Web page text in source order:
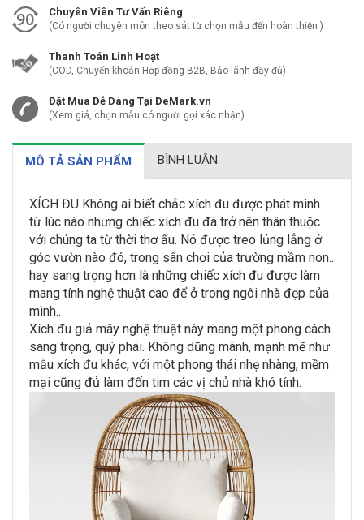
Chuyên Viên Tư Vấn Riêng
(Có người chuyên môn theo sát từ chọn mẫu đến hoàn thiện )
Thanh Toán Linh Hoạt
(COD, Chuyển khoản Hợp đồng B2B, Bảo lãnh đầy đủ)
Đặt Mua Dễ Dàng Tại DeMark.vn
(Xem giá, chọn mẫu có người gọi xác nhận)
MÔ TẢ SẢN PHẨM BÌNH LUẬN
XÍCH ĐU Không ai biết chắc xích đu được phát minh
từ lúc nào nhưng chiếc xích đu đã trở nên thân thuộc
với chúng ta từ thời thơ ấu. Nó được treo lủng lẳng ở
góc vườn nào đó, trong sân chơi của trường mầm non..
hay sang trọng hơn là những chiếc xích đu được làm
mang tính nghệ thuật cao để ở trong ngôi nhà đẹp của
mình..
Xích đu giả mây nghệ thuật này mang một phong cách
sang trọng, quý phái. Không dũng mãnh, mạnh mẽ như
mẫu xích đu khác, với một phong thái nhẹ nhàng, mềm
mại cũng đủ làm đốn tim các vị chủ nhà khó tính.